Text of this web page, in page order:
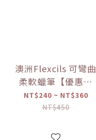
澳洲Flexcils 可彎曲
柔軟蠟筆【優惠限
定】
NT$240 ~ NT$360
NT$450